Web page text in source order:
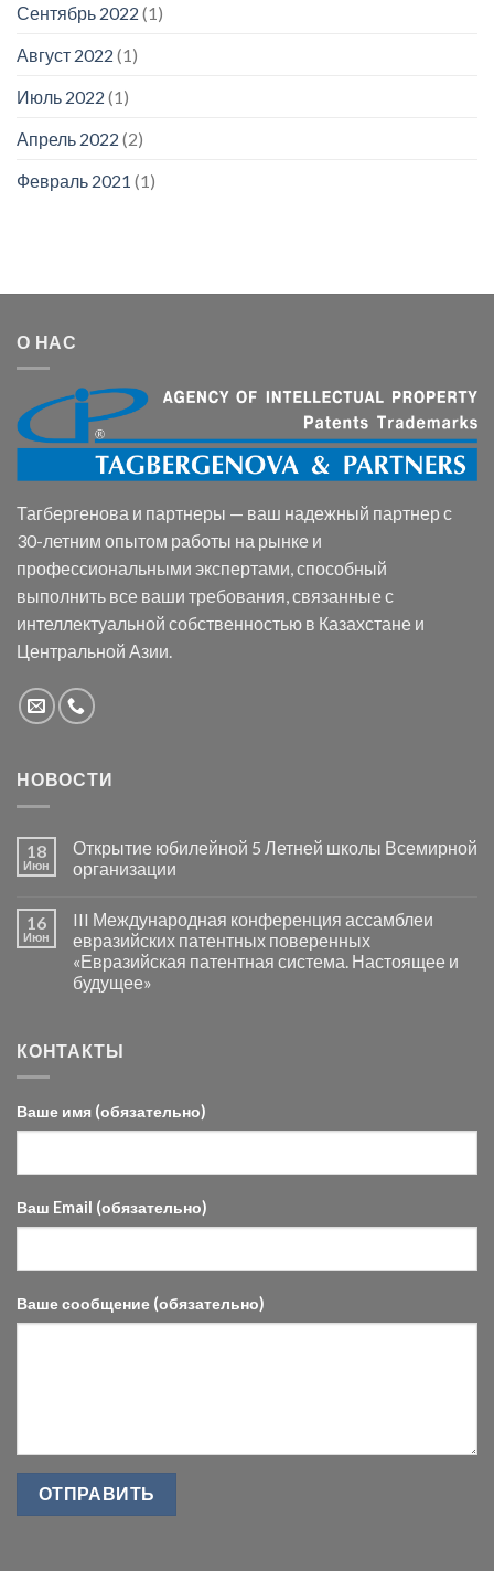
Сентябрь 2022 (1)
Август 2022 (1)
Июль 2022 (1)
Апрель 2022 (2)
Февраль 2021 (1)
О НАС
Тагбергенова и партнеры — ваш надежный партнер с
30-летним опытом работы на рынке и
профессиональными экспертами, способный
выполнить все ваши требования, связанные с
интеллектуальной собственностью в Казахстане и
Центральной Азии.
НОВОСТИ
18
Июн
Открытие юбилейной 5 Летней школы Всемирной
организации
16
Июн
III Международная конференция ассамблеи
евразийских патентных поверенных
«Евразийская патентная система. Настоящее и
будущее»
КОНТАКТЫ
Ваше имя (обязательно)
Ваш Email (обязательно)
Ваше сообщение (обязательно)